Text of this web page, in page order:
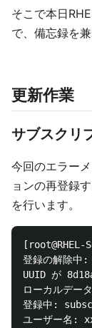
そこで本日
で、備忘録を
更新作業
サブスクリ
今回のエラー
ョンの再登録
を行います。
登録の解除
UUID が
ローカルデー
登録中:
ユーザー名: